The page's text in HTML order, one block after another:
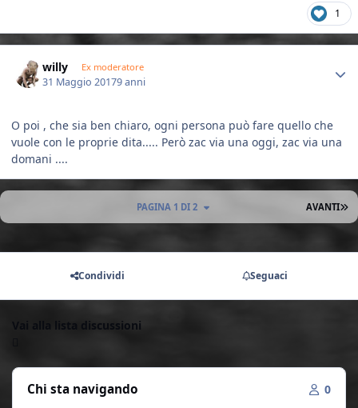
1
willy Ex moderatore
31 Maggio 20179 anni
O poi , che sia ben chiaro, ogni persona può fare quello che
vuole con le proprie dita..... Però zac via una oggi, zac via una
domani ....
AVANTI
PAGINA 1 DI 2
Condividi Seguaci
Vai alla lista discussioni
Chi sta navigando 0